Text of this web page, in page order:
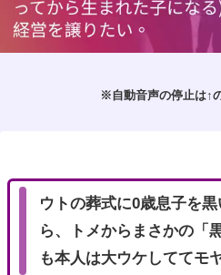
※自動音声の停止は↑
ウトの葬式に0歳息子を
ら、トメからまさかの「
も本人は大ウケしててモ